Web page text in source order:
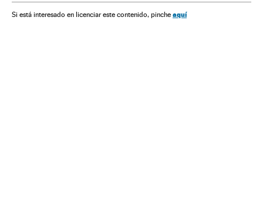
Atividade legislativa Conflitos políticos Parlamento
Si está interesado en licenciar este contenido, pinche aquí